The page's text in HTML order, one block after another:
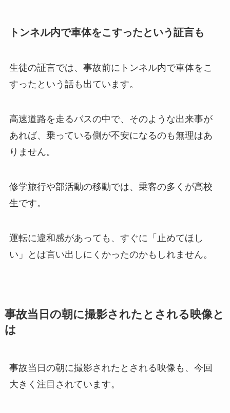
トンネル内で車体をこすったという証言も
生徒の証言では、事故前にトンネル内で車体をこ
すったという話も出ています。
高速道路を走るバスの中で、そのような出来事が
あれば、乗っている側が不安になるのも無理はあ
りません。
修学旅行や部活動の移動では、乗客の多くが高校
生です。
運転に違和感があっても、すぐに「止めてほし
い」とは言い出しにくかったのかもしれません。
事故当日の朝に撮影されたとされる映像と
は
事故当日の朝に撮影されたとされる映像も、今回
大きく注目されています。